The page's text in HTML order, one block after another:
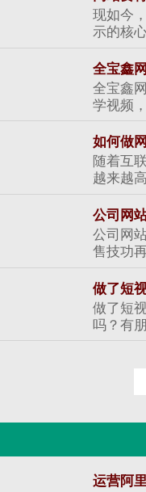
现如今
示的核
全宝鑫
全宝鑫
学视频
如何做
随着互
越来越
公司网
公司网
售技功
做了短
做了短
吗？有
运营阿